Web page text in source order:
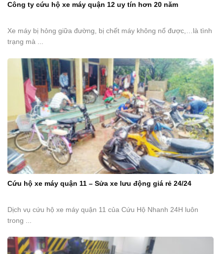
Công ty cứu hộ xe máy quận 12 uy tín hơn 20 năm
Xe máy bị hỏng giữa đường, bị chết máy không nổ được,…là tình
trạng mà ...
Cứu hộ xe máy quận 11 – Sửa xe lưu động giá rẻ 24/24
Dịch vụ cứu hộ xe máy quận 11 của Cứu Hộ Nhanh 24H luôn
trong ...